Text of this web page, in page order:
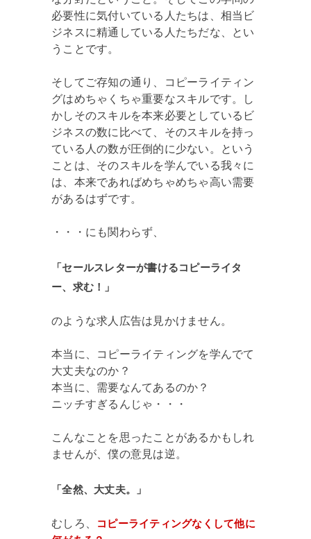
必要性に気付いている人たちは、相当ビ
ジネスに精通している人たちだな、とい
うことです。
そしてご存知の通り、コピーライティン
グはめちゃくちゃ重要なスキルです。し
かしそのスキルを本来必要としているビ
ジネスの数に比べて、そのスキルを持っ
ている人の数が圧倒的に少ない。という
ことは、そのスキルを学んでいる我々に
は、本来であればめちゃめちゃ高い需要
があるはずです。
・・・にも関わらず、
「セールスレターが書けるコピーライタ
ー、求む！」
のような求人広告は見かけません。
本当に、コピーライティングを学んでて
大丈夫なのか？
本当に、需要なんてあるのか？
ニッチすぎるんじゃ・・・
こんなことを思ったことがあるかもしれ
ませんが、僕の意見は逆。
「全然、大丈夫。」
むしろ、
コピーライティングなくして他に